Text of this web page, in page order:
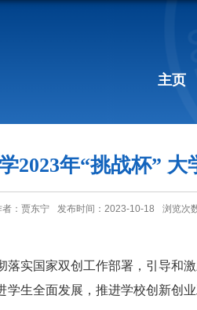
主页
2023年“挑战杯”
者：贾东宁 发布时间：2023-10-18 浏览次
实国家双创工作部署，引导和
生全面发展，推进学校创新创